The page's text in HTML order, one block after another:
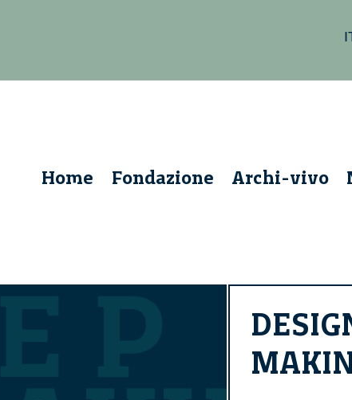
Home Fondazione Archi-vivo